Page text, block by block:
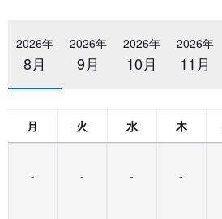
2026年
8月
2026年
9月
2026年
10月
2026年
11月
月 火 水 木
- - - -